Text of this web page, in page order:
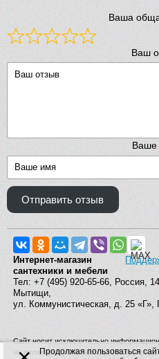
Ваша
Ваш
Ваше
Отправить отзыв
Интернет-магазин
сантехники и мебели
Тел: +7 (495) 920-65-66, Россия,
Мытищи,
ул. Коммунистическая, д. 25 «Г»,
Сайт носит исключительно
не является публичной офертой,
Продолжая пользоваться